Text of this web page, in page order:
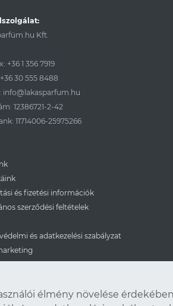
Kft.
+36 1 356 7919
+36 30 555 8488
info@lakasparfum.hu
12386721-2-42
11714006-25975266
és fizetési információk
szerződési feltételek
és adatkezelési szabályzat
élmény növelése